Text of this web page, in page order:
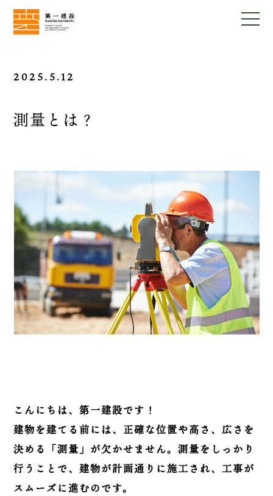
2025.5.12
測量とは？
こんにちは、第一建設です！
建物を建てる前には、正確な位置や高さ、広さを
決める「測量」が欠かせません。測量をしっかり
行うことで、建物が計画通りに施工され、工事が
スムーズに進むのです。